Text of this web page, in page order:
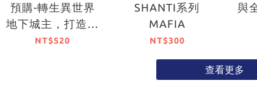
預購-轉生異世界
地下城主，打造溫
泉地下城 (1) （首
NT$520
SHANTI系列
MAFIA
NT$300
與
查看更多